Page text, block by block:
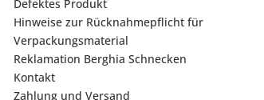
Defektes Produkt
Hinweise zur Rücknahmepflicht für
Verpackungsmaterial
Reklamation Berghia Schnecken
Kontakt
Zahlung und Versand